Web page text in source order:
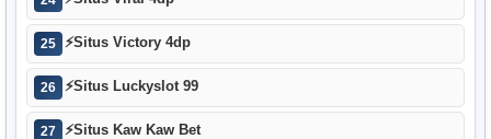
25 ⚡Situs Victory 4dp
26 ⚡Situs Luckyslot 99
27 ⚡Situs Kaw Kaw Bet